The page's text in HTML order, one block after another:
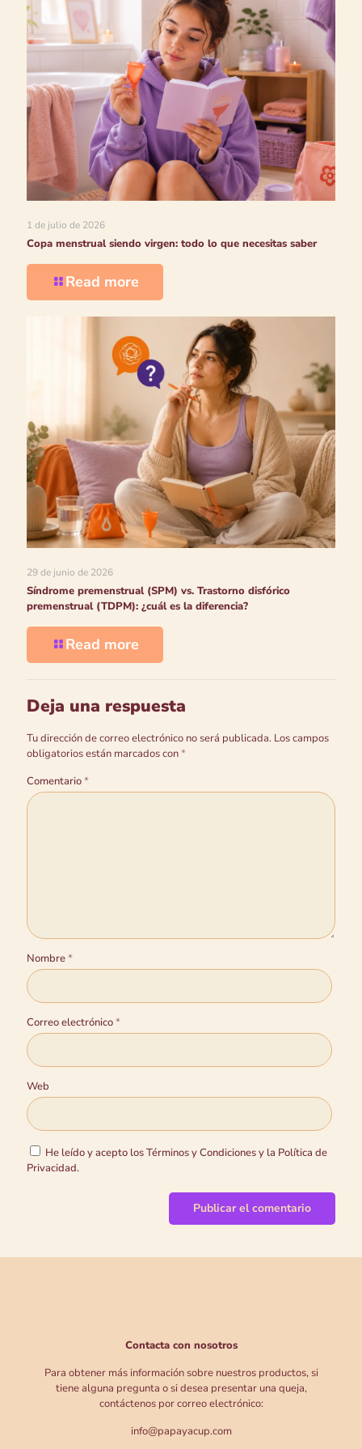
1 de julio de 2026
Copa menstrual siendo virgen: todo lo que necesitas saber
Read more
29 de junio de 2026
Síndrome premenstrual (SPM) vs. Trastorno disfórico
premenstrual (TDPM): ¿cuál es la diferencia?
Read more
Deja una respuesta
Tu dirección de correo electrónico no será publicada. Los campos
obligatorios están marcados con*
Comentario*
Nombre*
Correo electrónico*
Web
He leído y acepto los Términos y Condiciones y la Política de
Privacidad.
Contacta con nosotros
Para obtener más información sobre nuestros productos, si
tiene alguna pregunta o si desea presentar una queja,
contáctenos por correo electrónico:
info@papayacup.com